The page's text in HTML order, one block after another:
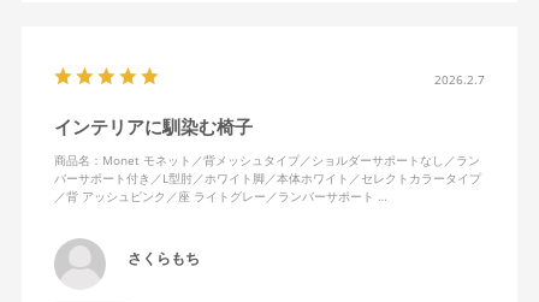
2026.2.7
インテリアに馴染む椅子
商品名：Monet モネット／背メッシュタイプ／ショルダーサポートなし／ラン
バーサポート付き／L型肘／ホワイト脚／本体ホワイト／セレクトカラータイプ
／背 アッシュピンク／座 ライトグレー／ランバーサポート …
さくらもち